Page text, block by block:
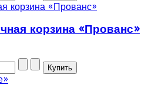
корзина «Прованс»